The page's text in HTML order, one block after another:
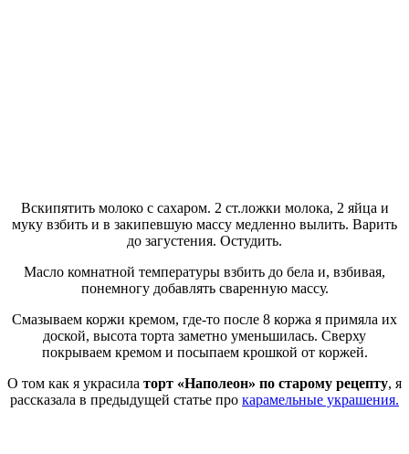
Вскипятить молоко с сахаром. 2 ст.ложки молока, 2 яйца и
муку взбить и в закипевшую массу медленно вылить. Варить
до загустения. Остудить.
Масло комнатной температуры взбить до бела и, взбивая,
понемногу добавлять сваренную массу.
Смазываем коржи кремом, где-то после 8 коржа я примяла их
доской, высота торта заметно уменьшилась. Сверху
покрываем кремом и посыпаем крошкой от коржей.
О том как я украсила торт «Наполеон» по старому рецепту, я
рассказала в предыдущей статье про карамельные украшения.